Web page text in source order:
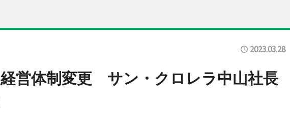
2023.03.28
営体制変更 サン・クロレラ中山社長